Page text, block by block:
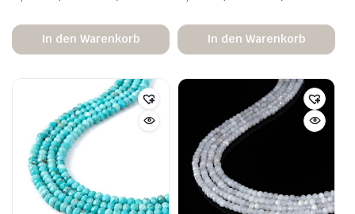
In den Warenkorb In den Warenkorb